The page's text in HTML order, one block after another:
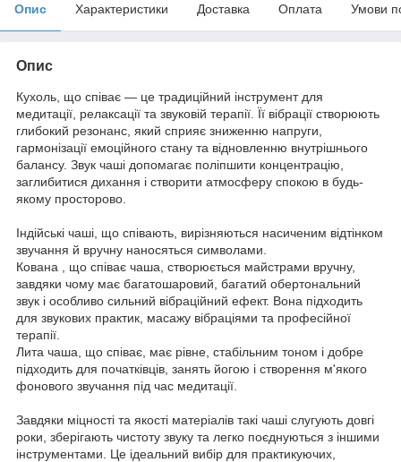
Опис Характеристики Доставка Оплата Умови
Опис
Кухоль, що співає — це традиційний інструмент для
медитації, релаксації та звуковій терапії. Її вібрації створюють
глибокий резонанс, який сприяє зниженню напруги,
гармонізації емоційного стану та відновленню внутрішнього
балансу. Звук чаші допомагає поліпшити концентрацію,
заглибитися дихання і створити атмосферу спокою в будь-
якому просторово.
Індійські чаші, що співають, вирізняються насиченим відтінком
звучання й вручну наносяться символами.
Кована , що співає чаша, створюється майстрами вручну,
завдяки чому має багатошаровий, багатий обертональний
звук і особливо сильний вібраційний ефект. Вона підходить
для звукових практик, масажу вібраціями та професійної
терапії.
Лита чаша, що співає, має рівне, стабільним тоном і добре
підходить для початківців, занять йогою і створення м'якого
фонового звучання під час медитації.
Завдяки міцності та якості матеріалів такі чаші слугують довгі
роки, зберігають чистоту звуку та легко поєднуються з іншими
інструментами. Це ідеальний вибір для практикуючих,